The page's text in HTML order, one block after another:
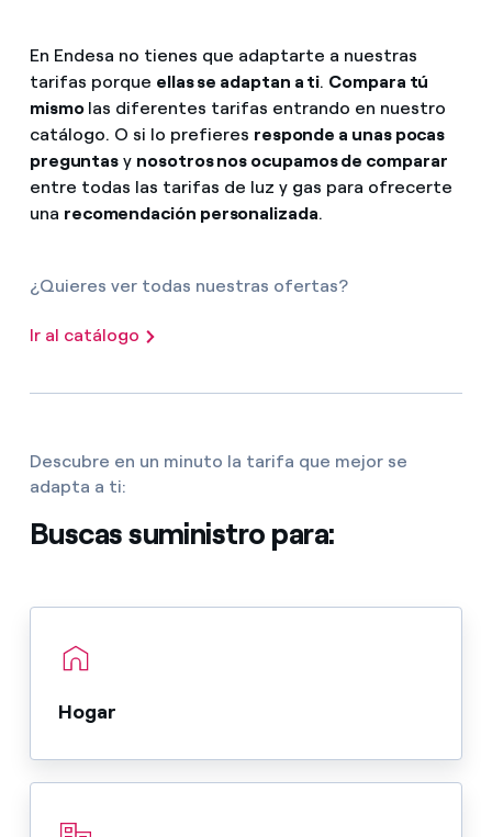
En Endesa no tienes que adaptarte a nuestras
tarifas porque ellas se adaptan a ti. Compara tú
mismolas diferentes tarifas entrando en nuestro
catálogo. O si lo prefieres responde a unas pocas
preguntas y nosotros nos ocupamos de comparar
entre todas las tarifas de luz y gas para ofrecerte
una recomendación personalizada.
¿Quieres ver todas nuestras ofertas?
Ir al catálogo
Descubre en un minuto la tarifa que mejor se
adapta a ti:
Buscas suministro para:
Hogar